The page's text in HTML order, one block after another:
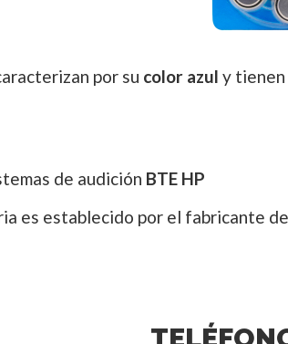
por su color azul y tienen
de audición BTE HP
es establecido por el fabricante